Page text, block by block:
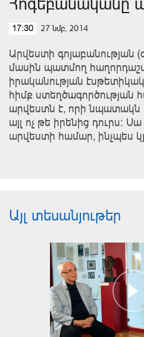
17:30 27 նմբ, 2014
Արվեստի գոյաբանության
մասին պատմող
իրականության
հիմք ստեղծագործության
արվեստն է, որի նպատակն
այլ ոչ թե իրենից դուրս։
արվեստի համար, ինչպես
Այլ տեսանյութեր